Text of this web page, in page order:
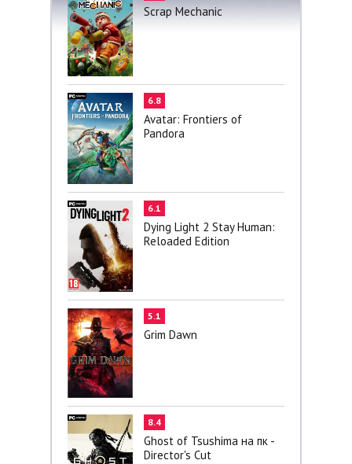
Scrap Mechanic
6.8
Avatar: Frontiers of
Pandora
6.1
Dying Light 2 Stay Human:
Reloaded Edition
5.1
Grim Dawn
8.4
Ghost of Tsushima на пк -
Director's Cut